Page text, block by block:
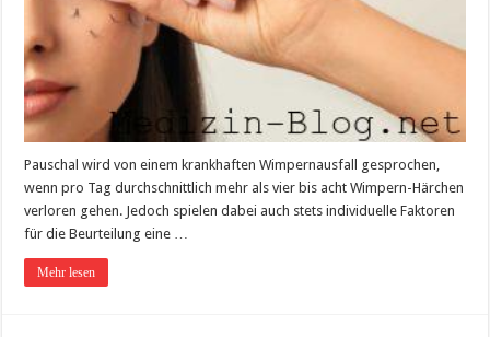
Pauschal wird von einem krankhaften Wimpernausfall gesprochen,
wenn pro Tag durchschnittlich mehr als vier bis acht Wimpern-Härchen
verloren gehen. Jedoch spielen dabei auch stets individuelle Faktoren
für die Beurteilung eine …
Mehr lesen